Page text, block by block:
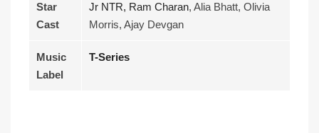
Star
Cast
Jr NTR, Ram Charan, Alia Bhatt, Olivia
Morris, Ajay Devgan
Music
Label
T-Series